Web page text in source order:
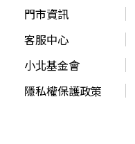
門市資訊
客服中心
小北基金會
隱私權保護政策